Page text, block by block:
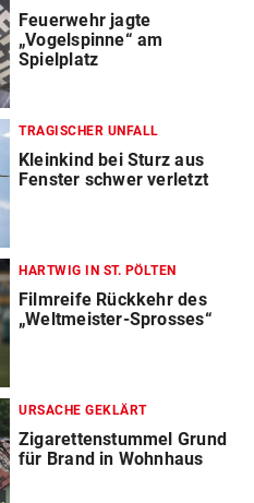
Feuerwehr jagte
„Vogelspinne“ am
Spielplatz
TRAGISCHER UNFALL
Kleinkind bei Sturz aus
Fenster schwer verletzt
HARTWIG IN ST. PÖLTEN
Filmreife Rückkehr des
„Weltmeister-Sprosses“
URSACHE GEKLÄRT
Zigarettenstummel Grund
für Brand in Wohnhaus